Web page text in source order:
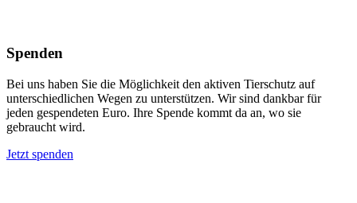
Spenden
Bei uns haben Sie die Möglichkeit den aktiven Tierschutz auf
unterschiedlichen Wegen zu unterstützen. Wir sind dankbar für
jeden gespendeten Euro. Ihre Spende kommt da an, wo sie
gebraucht wird.
Jetzt spenden